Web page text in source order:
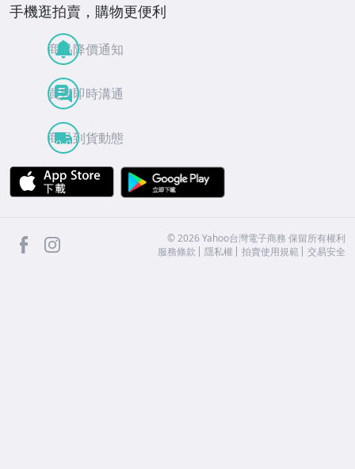
手機逛拍賣，購物更便利
商品降價通知
買賣即時溝通
商品到貨動態
APP Store
facebook ©2026 Yahoo台灣電子商務 保留所有權利
服務條款
隱私權 拍賣使用規範 交易安全